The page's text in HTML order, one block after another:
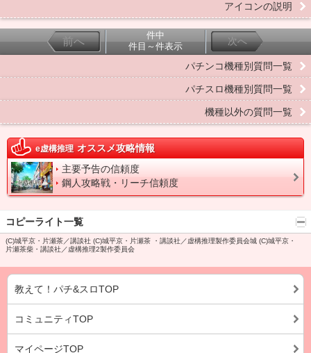
アイコンの説明
前へ
件中
件目～件表示
次へ
パチンコ機種別質問一覧
パチスロ機種別質問一覧
機種以外の質問一覧
e虚構推理 オススメ攻略情報
主要予告の信頼度
鋼人攻略戦・リーチ信頼度
コピーライト一覧
(C)城平京・片瀬茶／講談社 (C)城平京・片瀬茶 ・講談社／虚構推理製作委員会城 (C)城平京・
片瀬茶柴・講談社／虚構推理2製作委員会
教えて！パチ&スロTOP
コミュニティTOP
マイページTOP